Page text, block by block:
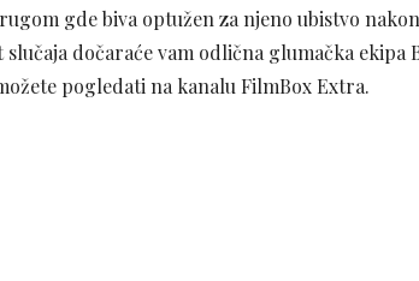
gde biva optužen za njeno ubistvo
dočaraće vam odlična glumačka ekipa
pogledati na kanalu FilmBox Extra.